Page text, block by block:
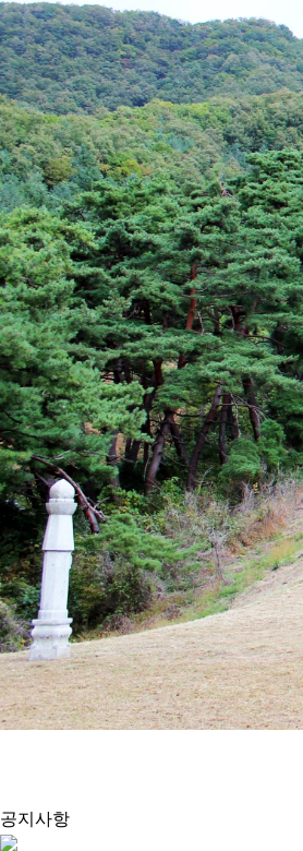
공지사항